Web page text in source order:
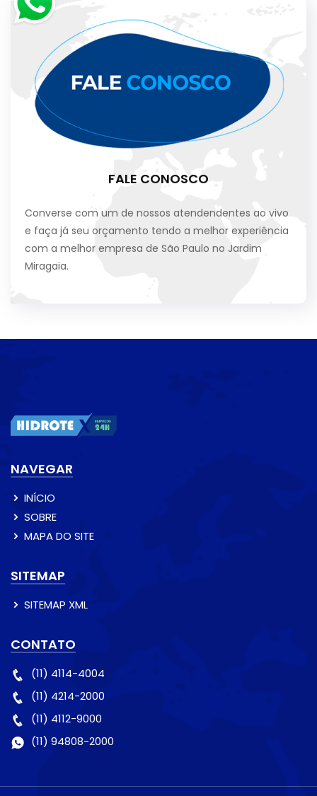
FALE CONOSCO
Converse com um de nossos atendendentes ao vivo
e faça já seu orçamento tendo a melhor experiência
com a melhor empresa de São Paulo no Jardim
Miragaia.
NAVEGAR
INÍCIO
SOBRE
MAPA DO SITE
SITEMAP
SITEMAP XML
CONTATO
(11) 4114-4004
(11) 4214-2000
(11) 4112-9000
(11) 94808-2000